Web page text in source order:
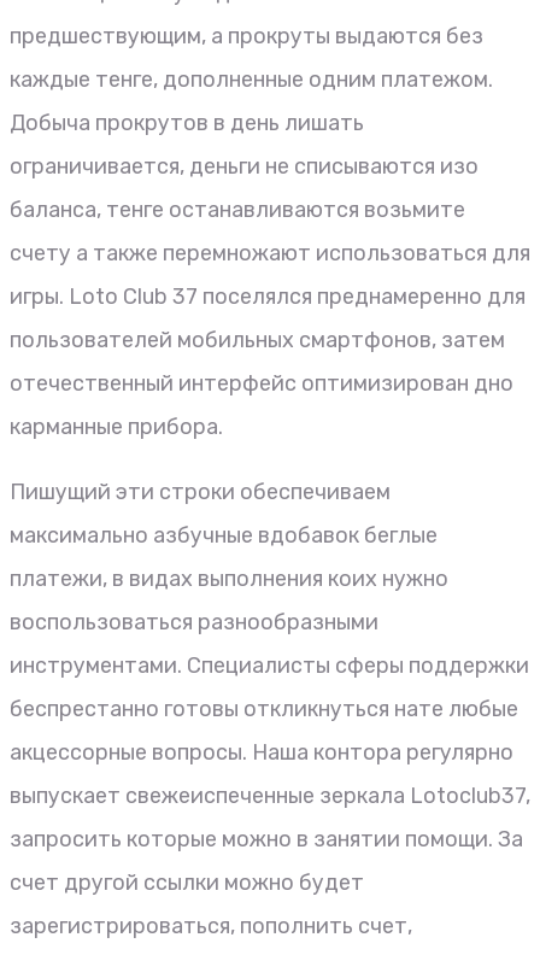
предшествующим, а прокруты выдаются без
каждые тенге, дополненные одним платежом.
Добыча прокрутов в день лишать
ограничивается, деньги не списываются изо
баланса, тенге останавливаются возьмите
счету а также перемножают использоваться для
игры. Loto Club 37 поселялся преднамеренно для
пользователей мобильных смартфонов, затем
отечественный интерфейс оптимизирован дно
карманные прибора.
Пишущий эти строки обеспечиваем
максимально азбучные вдобавок беглые
платежи, в видах выполнения коих нужно
воспользоваться разнообразными
инструментами. Специалисты сферы поддержки
беспрестанно готовы откликнуться нате любые
акцессорные вопросы. Наша контора регулярно
выпускает свежеиспеченные зеркала Lotoclub37,
запросить которые можно в занятии помощи. За
счет другой ссылки можно будет
зарегистрироваться, пополнить счет,